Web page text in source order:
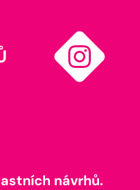
návrhů.